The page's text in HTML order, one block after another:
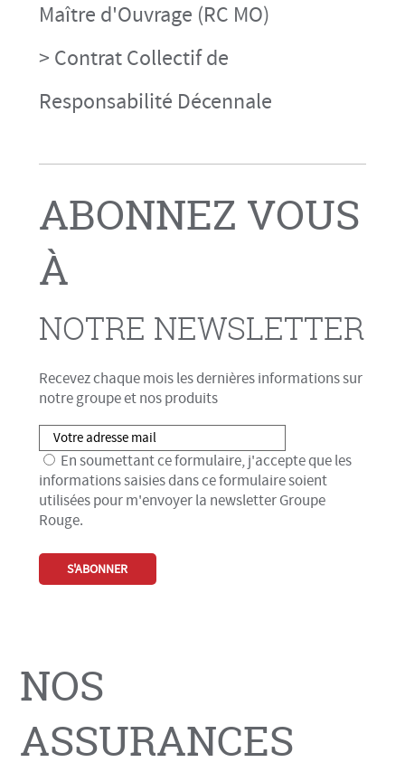
Maître d'Ouvrage (RC MO)
> Contrat Collectif de
Responsabilité Décennale
ABONNEZ VOUS
À
NOTRE NEWSLETTER
Recevez chaque mois les dernières informations sur
notre groupe et nos produits
En soumettant ce formulaire, j'accepte que les
informations saisies dans ce formulaire soient
utilisées pour m'envoyer la newsletter Groupe
Rouge.
NOS
ASSURANCES